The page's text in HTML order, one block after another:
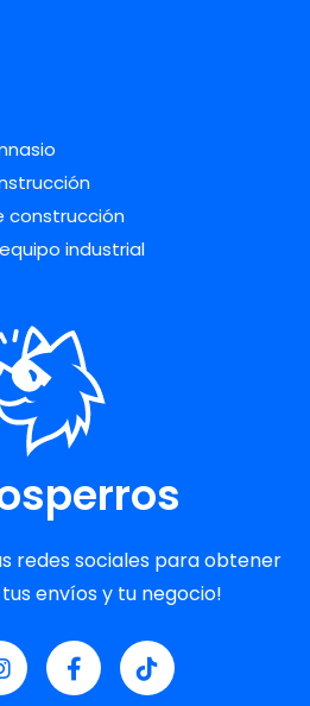
construcción
industrial
redes sociales para obtener
envíos y tu negocio!